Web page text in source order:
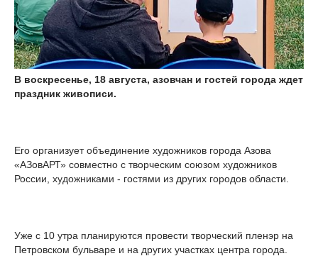
В воскресенье, 18 августа, азовчан и гостей города ждет
праздник живописи.
Его организует объединение художников города Азова
«АЗовАРТ» совместно с творческим союзом художников
России, художниками - гостями из других городов области.
Уже с 10 утра планируются провести творческий пленэр на
Петровском бульваре и на других участках центра города.